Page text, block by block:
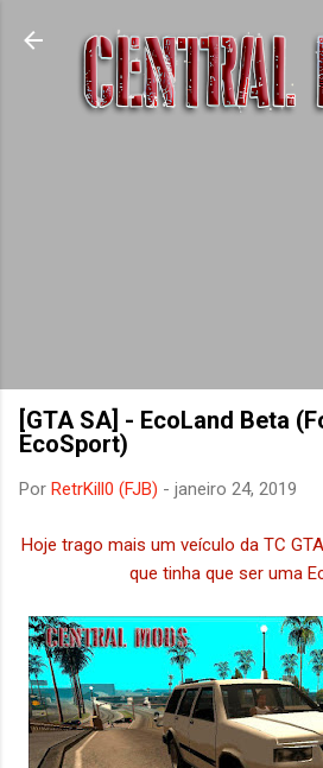
Pular para o conteúdo
[GTA SA] - EcoLand Beta
EcoSport)
Por RetrKill0 (FJB) - janeiro 24, 2019
Hoje trago mais um veículo da TC
que tinha que ser uma